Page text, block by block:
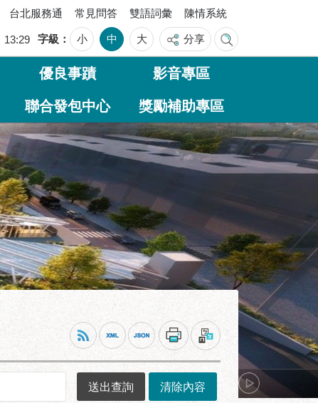
台北服務通 常見問答 雙語詞彙 陳情系統
13:29 字級 小 中 大 分享
優良事蹟 影音專區
聯合發包中心 獎勵補助專區